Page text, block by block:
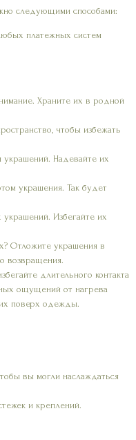
следующими способами:
платежных систем
Храните их в родной
чтобы избежать
украшений. Надевайте их
украшения. Так будет
Избегайте их
Отложите украшения в
возвращения.
длительного контакта
ощущений от нагрева
их поверх одежды.
вы могли наслаждаться
и креплений.